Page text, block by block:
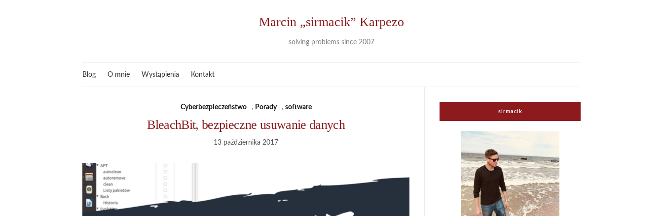
Marcin „sirmacik” Karpezo
solving problems since 2007
Blog O mnie Wystąpienia Kontakt
Cyberbezpieczeństwo , Porady , software
BleachBit, bezpieczne usuwanie danych
13 października 2017
sirmacik